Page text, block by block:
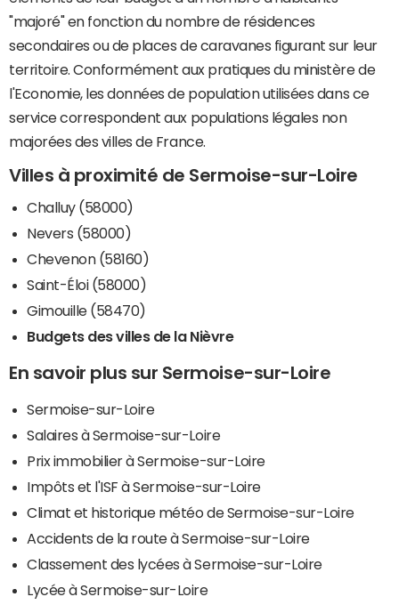
"majoré" en fonction du nombre de résidences
secondaires ou de places de caravanes figurant sur leur
territoire. Conformément aux pratiques du ministère de
l'Economie, les données de population utilisées dans ce
service correspondent aux populations légales non
majorées des villes de France.
Villes à proximité de Sermoise-sur-Loire
Challuy (58000)
Nevers (58000)
Chevenon (58160)
Saint-Éloi (58000)
Gimouille (58470)
Budgets des villes de la Nièvre
En savoir plus sur Sermoise-sur-Loire
Sermoise-sur-Loire
Salaires à Sermoise-sur-Loire
Prix immobilier à Sermoise-sur-Loire
Impôts et l'ISF à Sermoise-sur-Loire
Climat et historique météo de Sermoise-sur-Loire
Accidents de la route à Sermoise-sur-Loire
Classement des lycées à Sermoise-sur-Loire
Lycée à Sermoise-sur-Loire